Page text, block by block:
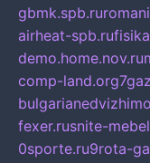
gbmk.spb.ru
airheat-spb.ru
demo.home.nov.ru
comp-land.org
fexer.rusnite-
0sporte.ru9rota-